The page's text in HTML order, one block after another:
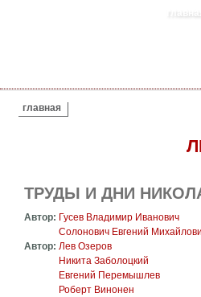
главная
ВЫ ЗДЕСЬ
главная
ТРУДЫ И ДНИ
Автор: Гусев Владимир Иванович
Солонович Евгений
Автор: Лев Озеров
Никита Заболоцкий
Евгений Перемышлев
Роберт Винонен